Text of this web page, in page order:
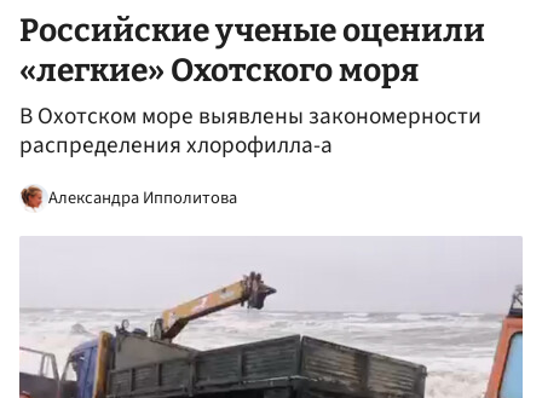
Российские ученые оценили
«легкие» Охотского моря
В Охотском море выявлены закономерности
распределения хлорофилла-а
Александра Ипполитова